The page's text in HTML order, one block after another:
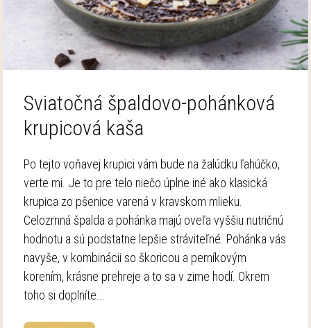
Sviatočná špaldovo-pohánková
krupicová kaša
Po tejto voňavej krupici vám bude na žalúdku ľahúčko,
verte mi. Je to pre telo niečo úplne iné ako klasická
krupica zo pšenice varená v kravskom mlieku.
Celozrnná špalda a pohánka majú oveľa vyššiu nutričnú
hodnotu a sú podstatne lepšie stráviteľné. Pohánka vás
navyše, v kombinácii so škoricou a perníkovým
korením, krásne prehreje a to sa v zime hodí. Okrem
toho si doplníte...